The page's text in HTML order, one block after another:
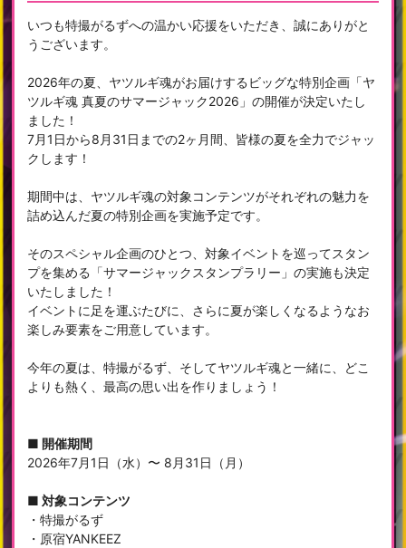
いつも特撮がるずへの温かい応援をいただき、誠にありがと
うございます。
2026年の夏、ヤツルギ魂がお届けするビッグな特別企画「ヤ
ツルギ魂 真夏のサマージャック2026」の開催が決定いたし
ました！
7月1日から8月31日までの2ヶ月間、皆様の夏を全力でジャッ
クします！
期間中は、ヤツルギ魂の対象コンテンツがそれぞれの魅力を
詰め込んだ夏の特別企画を実施予定です。
そのスペシャル企画のひとつ、対象イベントを巡ってスタン
プを集める「サマージャックスタンプラリー」の実施も決定
いたしました！
イベントに足を運ぶたびに、さらに夏が楽しくなるようなお
楽しみ要素をご用意しています。
今年の夏は、特撮がるず、そしてヤツルギ魂と一緒に、どこ
よりも熱く、最高の思い出を作りましょう！
■ 開催期間
2026年7月1日（水）〜 8月31日（月）
■ 対象コンテンツ
・特撮がるず
・原宿YANKEEZ